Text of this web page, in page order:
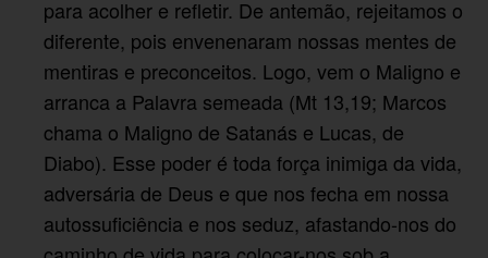
para acolher e refletir. De antemão, rejeitamos o
diferente, pois envenenaram nossas mentes de
mentiras e preconceitos. Logo, vem o Maligno e
arranca a Palavra semeada (Mt 13,19; Marcos
chama o Maligno de Satanás e Lucas, de
Diabo). Esse poder é toda força inimiga da vida,
adversária de Deus e que nos fecha em nossa
autossuficiência e nos seduz, afastando-nos do